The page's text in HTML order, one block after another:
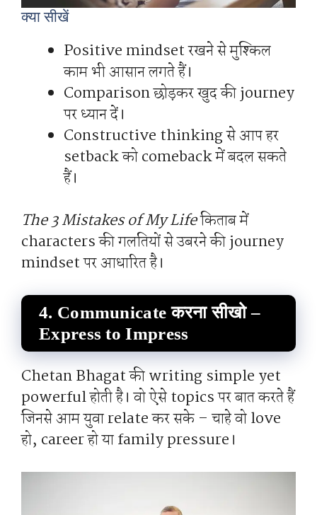
क्या सीखें
Positive mindset रखने से मुश्किल
काम भी आसान लगते हैं।
Comparison छोड़कर खुद की journey
पर ध्यान दें।
Constructive thinking से आप हर
setback को comeback में बदल सकते
हैं।
The 3 Mistakes of My Lifeकिताब में
characters की गलतियों से उबरने की journey
mindset पर आधारित है।
4. Communicate करना सीखो –
Express to Impress
Chetan Bhagat की writing simple yet
powerful होती है। वो ऐसे topics पर बात करते हैं
जिनसे आम युवा relate कर सके – चाहे वो love
हो, career हो या family pressure।